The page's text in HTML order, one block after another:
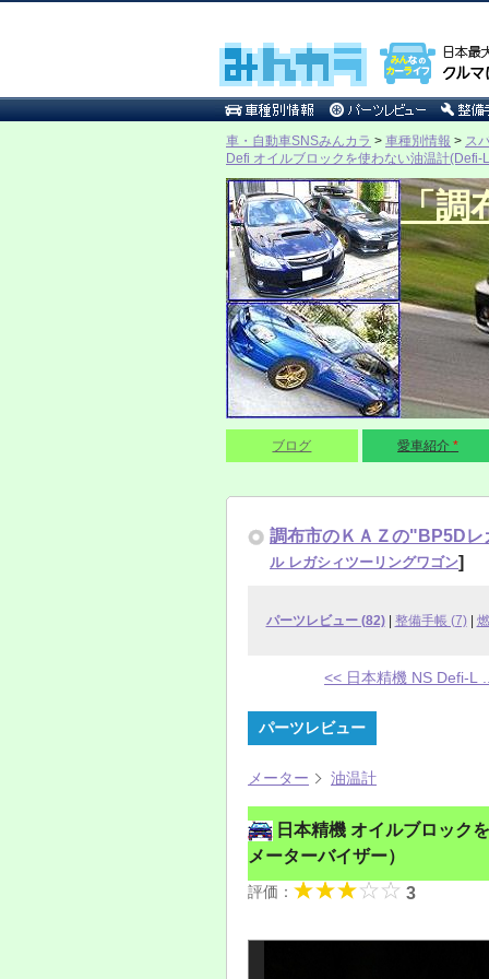
車・自動車SNSみんカラ > 車種別情報 > ス
Defi オイルブロックを使わない油温計
「調
ブログ 愛車紹介 *
調布市のＫＡＺの"BP5D
ル レガシィツーリングワゴン]
パーツレビュー (82)| 整備手帳 (7)|
<< 日本精機 NS Defi-L
パーツレビュー
メーター 油温計
日本精機 オイルブロック
メーターバイザー）
評価： 3